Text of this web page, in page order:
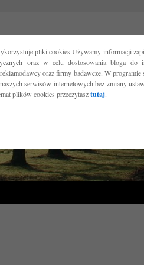
pliki cookies.Używamy informacji
oraz w celu dostosowania bloga
oraz firmy badawcze. W
serwisów internetowych bez zmiany
plików cookies przeczytasztutaj.